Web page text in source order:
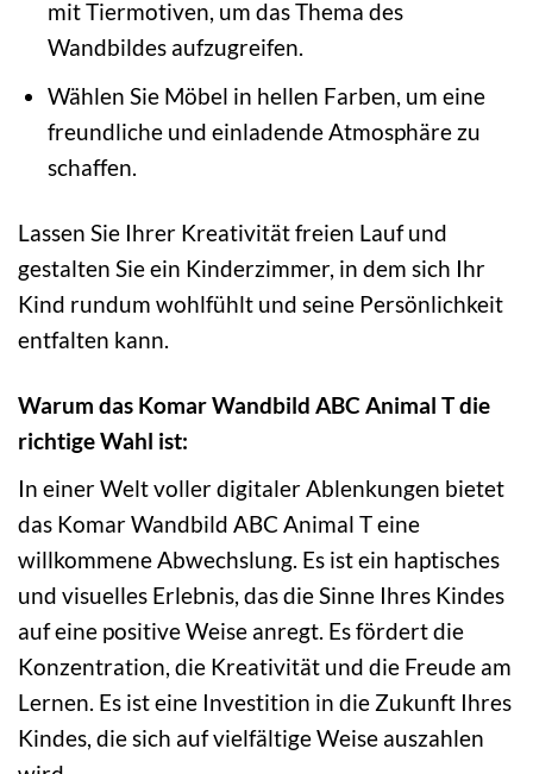
mit Tiermotiven, um das Thema des
Wandbildes aufzugreifen.
Wählen Sie Möbel in hellen Farben, um eine
freundliche und einladende Atmosphäre zu
schaffen.
Lassen Sie Ihrer Kreativität freien Lauf und
gestalten Sie ein Kinderzimmer, in dem sich Ihr
Kind rundum wohlfühlt und seine Persönlichkeit
entfalten kann.
Warum das Komar Wandbild ABC Animal T die
richtige Wahl ist:
In einer Welt voller digitaler Ablenkungen bietet
das Komar Wandbild ABC Animal T eine
willkommene Abwechslung. Es ist ein haptisches
und visuelles Erlebnis, das die Sinne Ihres Kindes
auf eine positive Weise anregt. Es fördert die
Konzentration, die Kreativität und die Freude am
Lernen. Es ist eine Investition in die Zukunft Ihres
Kindes, die sich auf vielfältige Weise auszahlen